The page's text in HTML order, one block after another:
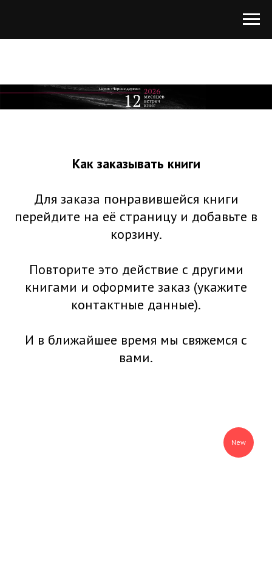
Как заказывать книги
Для заказа понравившейся книги
перейдите на её страницу и добавьте в
корзину.
Повторите это действие с другими
книгами и оформите заказ (укажите
контактные данные).
И в ближайшее время мы свяжемся с
вами.
New